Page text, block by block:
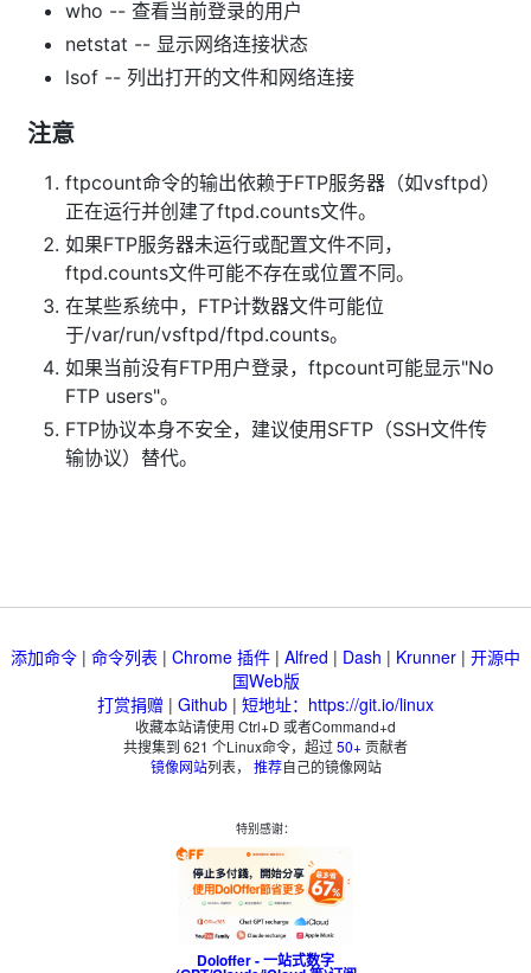
who -- 查看当前登录的用户
netstat -- 显示网络连接状态
lsof -- 列出打开的文件和网络连接
注意
ftpcount命令的输出依赖于FTP服务器（如vsftpd）
正在运行并创建了ftpd.counts文件。
如果FTP服务器未运行或配置文件不同，
ftpd.counts文件可能不存在或位置不同。
在某些系统中，FTP计数器文件可能位
于/var/run/vsftpd/ftpd.counts。
如果当前没有FTP用户登录，ftpcount可能显示"No
FTP users"。
FTP协议本身不安全，建议使用SFTP（SSH文件传
输协议）替代。
添加命令 | 命令列表 | Chrome 插件 | Alfred | Dash | Krunner | 开源中
国Web版
打赏捐赠 | Github | 短地址：https://git.io/linux
收藏本站请使用 Ctrl+D 或者Command+d
共搜集到 621 个Linux命令，超过50+贡献者
镜像网站列表， 推荐自己的镜像网站
特别感谢：
Doloffer - 一站式数字